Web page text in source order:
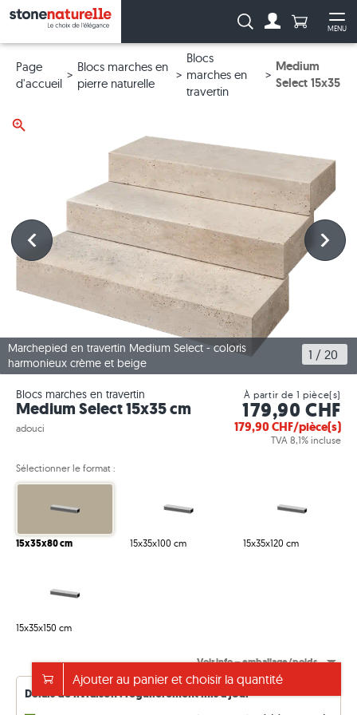
MENU
Recherche :Anzahl
Page
d'accueil
Blocs marches en
pierre naturelle
Blocs
marches en
travertin
Medium
Select 15x35
Marchepied en travertin Medium Select - coloris
harmonieux crème et beige
1 / 20
Blocs marches en travertin
Medium Select 15x35 cm
adouci
À partir de 1 pièce(s)
179,90 CHF
179,90CHF/pièce(s)
TVA 8,1% incluse
Sélectionner le format :
15x35x80 cm 15x35x100 cm 15x35x120 cm
15x35x150 cm
Voir info – emballage/poids
Délais de livraison : régulièrement mis à jour
Ajouter au panier et choisir la quantité